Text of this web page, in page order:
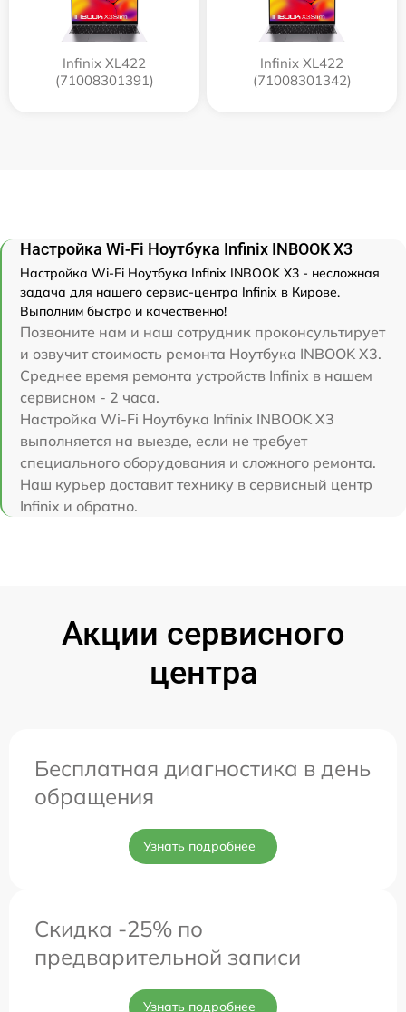
Infinix XL422
(71008301391)
Infinix XL422
(71008301342)
Настройка Wi-Fi Ноутбука Infinix INBOOK X3
Настройка Wi-Fi Ноутбука Infinix INBOOK X3 - несложная
задача для нашего сервис-центра Infinix в Кирове.
Выполним быстро и качественно!
Позвоните нам и наш сотрудник проконсультирует
и озвучит стоимость ремонта Ноутбука INBOOK X3.
Среднее время ремонта устройств Infinix в нашем
сервисном - 2 часа.
Настройка Wi-Fi Ноутбука Infinix INBOOK X3
выполняется на выезде, если не требует
специального оборудования и сложного ремонта.
Наш курьер доставит технику в сервисный центр
Infinix и обратно.
Акции сервисного
центра
Бесплатная диагностика в день
обращения
Узнать подробнее
Скидка -25% по
предварительной записи
Узнать подробнее